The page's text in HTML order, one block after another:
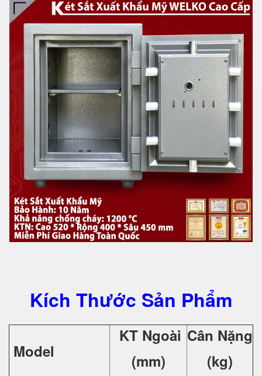
Kích Thước Sản Phẩm
Model
KT Ngoài
(mm)
Cân Nặng
(kg)